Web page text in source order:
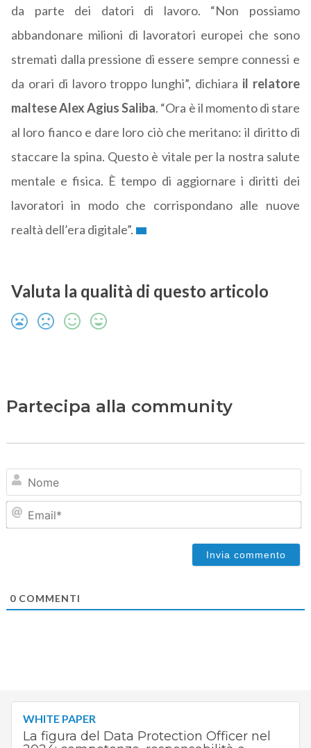
da parte dei datori di lavoro. “Non possiamo
abbandonare milioni di lavoratori europei che sono
stremati dalla pressione di essere sempre connessi e
da orari di lavoro troppo lunghi”, dichiara il relatore
maltese Alex Agius Saliba. “Ora è il momento di stare
al loro fianco e dare loro ciò che meritano: il diritto di
staccare la spina. Questo è vitale per la nostra salute
mentale e fisica. È tempo di aggiornare i diritti dei
lavoratori in modo che corrispondano alle nuove
realtà dell’era digitale”.
Valuta la qualità di questo articolo
Partecipa alla community
0COMMENTI
WHITE PAPER
La figura del Data Protection Officer nel